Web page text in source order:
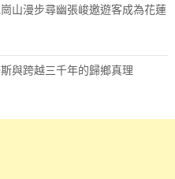
山漫步尋幽張峻邀遊客成為花蓮
與跨越三千年的歸鄉真理